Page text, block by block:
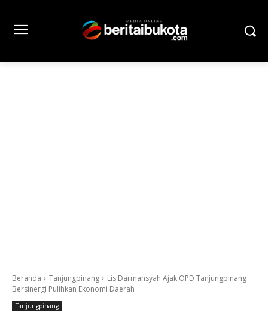
Beranda Tanjungpinang
Lis Darmansyah Ajak OPD Tanjungpinang
Bersinergi Pulihkan Ekonomi Daerah
Tanjungpinang